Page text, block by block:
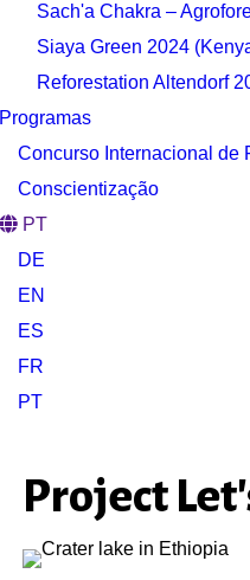
Sach'a Chakra –
Siaya Green 2024
Reforestation Altendorf
Programas
Concurso Internacional de
Conscientização
PT
DE
EN
ES
FR
PT
Project